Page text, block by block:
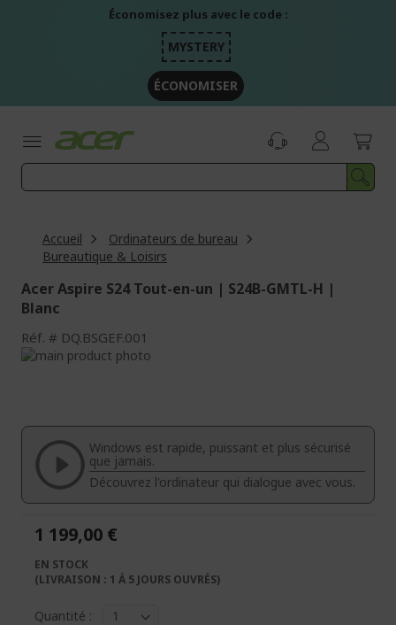
Économisez plus avec le code :
MYSTERY
ÉCONOMISER
Accueil
Ordinateurs de bureau
Bureautique & Loisirs
Acer Aspire S24 Tout-en-un | S24B-GMTL-H |
Blanc
Réf. DQ.BSGEF.001
Passer
de
galerie
d’images
de
Galerie
d’images
Windows est rapide, puissant et plus sécurisé
que jamais.
Découvrez l'ordinateur qui dialogue avec vous.
1 199,00 €
EN STOCK
(LIVRAISON : 1 À 5 JOURS OUVRÉS)
Quantité :